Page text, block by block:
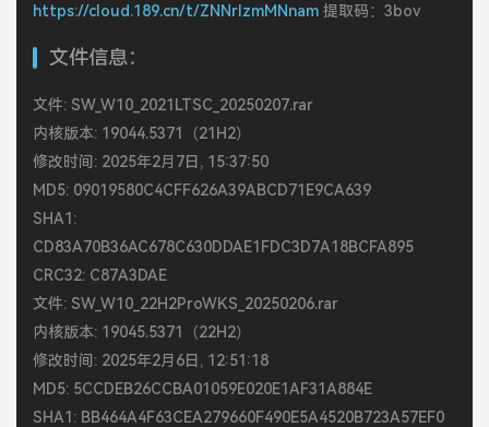
https://cloud.189.cn/t/ZNNrIzmMNnam 提取码：3bov
文件信息：
文件: SW_W10_2021LTSC_20250207.rar
内核版本: 19044.5371（21H2）
修改时间: 2025年2月7日, 15:37:50
MD5: 09019580C4CFF626A39ABCD71E9CA639
SHA1:
CD83A70B36AC678C630DDAE1FDC3D7A18BCFA895
CRC32: C87A3DAE
文件: SW_W10_22H2ProWKS_20250206.rar
内核版本: 19045.5371（22H2）
修改时间: 2025年2月6日, 12:51:18
MD5: 5CCDEB26CCBA01059E020E1AF31A884E
SHA1: BB464A4F63CEA279660F490E5A4520B723A57EF0